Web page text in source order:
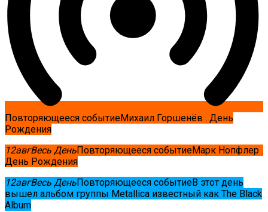
Повторяющееся событиеМихаил Горшенёв . День
Рождения
12авгВесь ДеньПовторяющееся событиеМарк Нопфлер .
День Рождения
12авгВесь ДеньПовторяющееся событиеВ этот день
вышел альбом группы Metallica известный как The Black
Album